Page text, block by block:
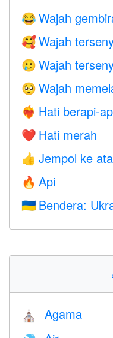
😂 Wajah
🥰 Wajah
🥲 Wajah
🥺 Wajah
❤️‍🔥 Hati berapi-
❤️ Hati merah
👍 Jempol ke
🔥 Api
🇺🇦 Bendera:
⛪️ Agama